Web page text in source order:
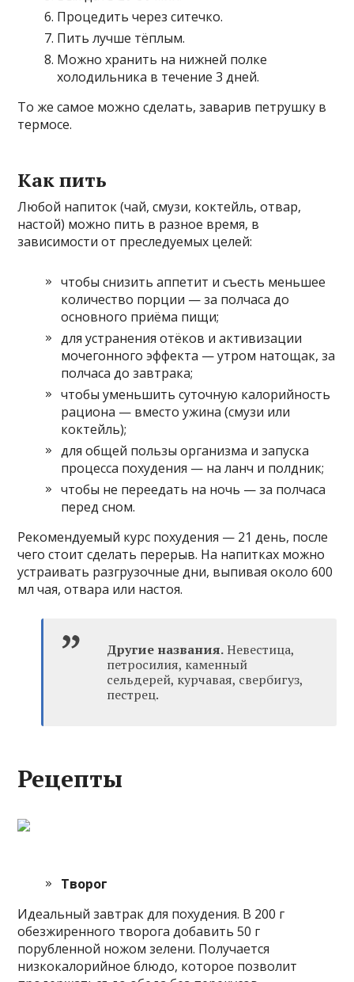
Процедить через ситечко.
Пить лучше тёплым.
Можно хранить на нижней полке
холодильника в течение 3 дней.
То же самое можно сделать, заварив петрушку в
термосе.
Как пить
Любой напиток (чай, смузи, коктейль, отвар,
настой) можно пить в разное время, в
зависимости от преследуемых целей:
чтобы снизить аппетит и съесть меньшее
количество порции — за полчаса до
основного приёма пищи;
для устранения отёков и активизации
мочегонного эффекта — утром натощак, за
полчаса до завтрака;
чтобы уменьшить суточную калорийность
рациона — вместо ужина (смузи или
коктейль);
для общей пользы организма и запуска
процесса похудения — на ланч и полдник;
чтобы не переедать на ночь — за полчаса
перед сном.
Рекомендуемый курс похудения — 21 день, после
чего стоит сделать перерыв. На напитках можно
устраивать разгрузочные дни, выпивая около 600
мл чая, отвара или настоя.
Другие названия.Невестица,
петросилия, каменный
сельдерей, курчавая, свербигуз,
пестрец.
Рецепты
Творог
Идеальный завтрак для похудения. В 200 г
обезжиренного творога добавить 50 г
порубленной ножом зелени. Получается
низкокалорийное блюдо, которое позволит